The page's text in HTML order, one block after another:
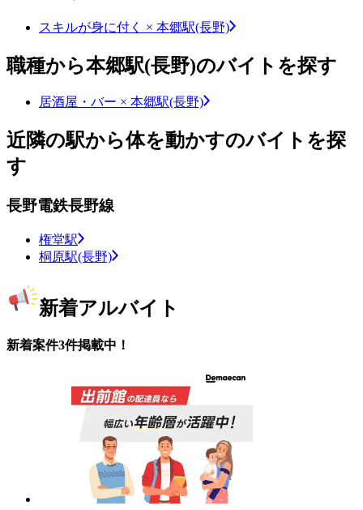
スキルが身に付く × 本郷駅(長野)
職種から本郷駅(長野)のバイトを探す
居酒屋・バー × 本郷駅(長野)
近隣の駅から体を動かすのバイトを探
す
長野電鉄長野線
権堂駅
桐原駅(長野)
新着アルバイト
新着案件3件掲載中！